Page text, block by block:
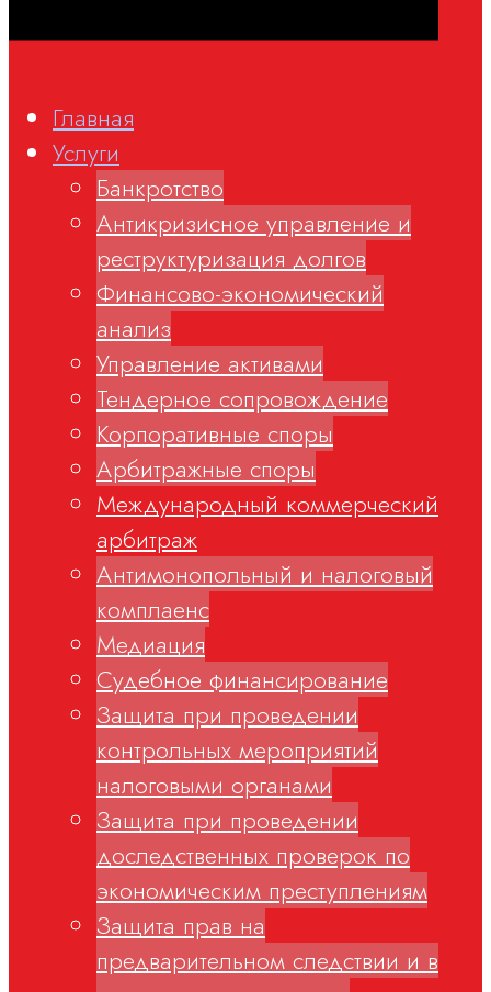
Главная
Услуги
Банкротство
Антикризисное управление и
реструктуризация долгов
Финансово-экономический
анализ
Управление активами
Тендерное сопровождение
Корпоративные споры
Арбитражные споры
Международный коммерческий
арбитраж
Антимонопольный и налоговый
комплаенс
Медиация
Судебное финансирование
Защита при проведении
контрольных мероприятий
налоговыми органами
Защита при проведении
доследственных проверок по
экономическим преступлениям
Защита прав на
предварительном следствии и в